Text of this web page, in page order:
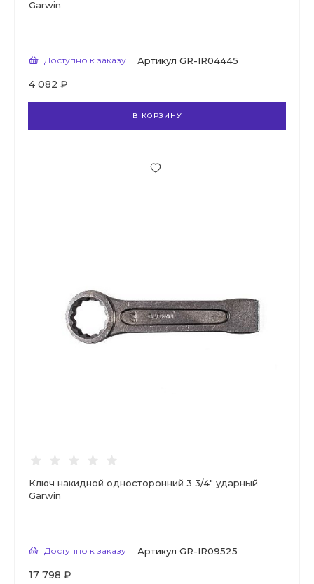
Garwin
Доступно к заказу Артикул GR-IR04445
4 082 ₽
В КОРЗИНУ
Ключ накидной односторонний 3 3/4" ударный
Garwin
Доступно к заказу Артикул GR-IR09525
17 798 ₽